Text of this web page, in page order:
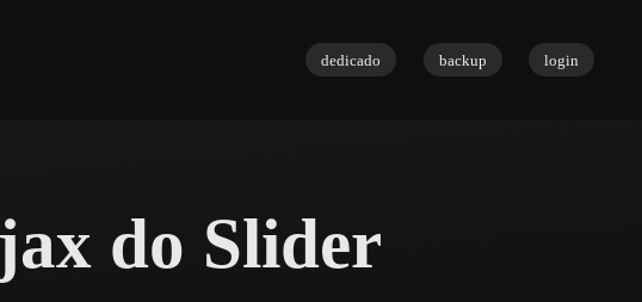
dedicado backup login
do Slider